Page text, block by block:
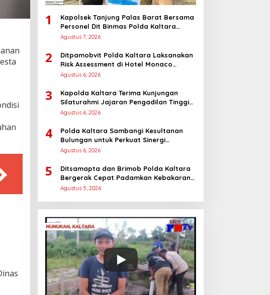
1
Kapolsek Tanjung Palas Barat Bersama
Personel Dit Binmas Polda Kaltara
Salurkan Beras SPHP Kepada
Agustus 7, 2026
2
Ditpamobvit Polda Kaltara Laksanakan
Risk Assessment di Hotel Monaco
Tarakan
Agustus 6, 2026
3
Kapolda Kaltara Terima Kunjungan
Silaturahmi Jajaran Pengadilan Tinggi
Kaltara
Agustus 6, 2026
4
Polda Kaltara Sambangi Kesultanan
Bulungan untuk Perkuat Sinergi
Kamtibmas
Agustus 6, 2026
5
Ditsamapta dan Brimob Polda Kaltara
Bergerak Cepat Padamkan Kebakaran
Lahan Gambut 2 Hektar di Bulungan
Agustus 5, 2026